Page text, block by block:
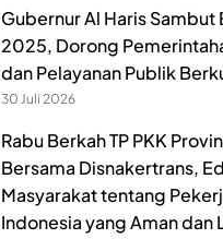
Gubernur Al Haris Sambut
2025, Dorong
dan Pelayanan Publik
30 Juli 2026
Rabu Berkah TP PKK
Bersama Disnakertrans,
Masyarakat tentang
Indonesia yang Aman dan